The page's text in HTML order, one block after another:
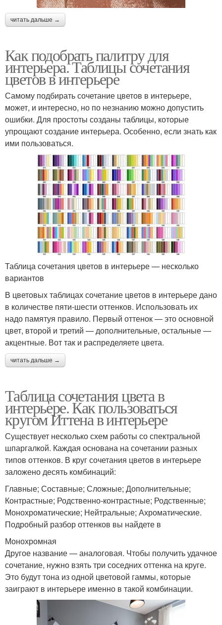
читать дальше →
Как подобрать палитру для
интерьера. Таблицы сочетания
цветов в интерьере
Самому подбирать сочетание цветов в интерьере,
может, и интересно, но по незнанию можно допустить
ошибки. Для простоты созданы таблицы, которые
упрощают создание интерьера. Особенно, если знать как
ими пользоваться.
Таблица сочетания цветов в интерьере — несколько
вариантов
В цветовых таблицах сочетание цветов в интерьере дано
в количестве пяти-шести оттенков. Использовать их
надо памятуя правило. Первый оттенок — это основной
цвет, второй и третий — дополнительные, остальные —
акцентные. Вот так и распределяете цвета.
читать дальше →
Таблица сочетания цвета в
интерьере. Как пользоваться
кругом Иттена в интерьере
Существует несколько схем работы со спектральной
шпаргалкой. Каждая основана на сочетании разных
типов оттенков. В круг сочетания цветов в интерьере
заложено десять комбинаций:
Главные; Составные; Сложные; Дополнительные;
Контрастные; Родственно-контрастные; Родственные;
Монохроматические; Нейтральные; Ахроматические.
Подробный разбор оттенков вы найдете в
Монохромная
Другое название — аналоговая. Чтобы получить удачное
сочетание, нужно взять три соседних оттенка на круге.
Это будут тона из одной цветовой гаммы, которые
заиграют в интерьере именно в такой комбинации.